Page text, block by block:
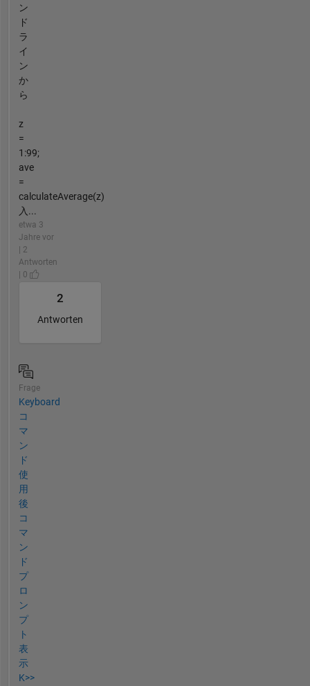
ン
ド
ラ
イ
ン
か
ら
z
=
1:99;
ave
=
calculateAverage(z)
入...
etwa 3
Jahre vor
| 2
Antworten
| 0
2
Antworten
Frage
Keyboard
コ
マ
ン
ド
使
用
後
コ
マ
ン
ド
プ
ロ
ン
プ
ト
表
示
K>>